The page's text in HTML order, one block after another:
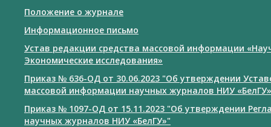
Положение о журнале
Информационное письмо
Устав редакции средства массовой информации
Экономические исследования»
Приказ № 636-ОД от 30.06.2023 "Об утверждении
массовой информации научных журналов НИУ «БелГУ»
Приказ № 1097-ОД от 15.11.2023 "Об утверждении
научных журналов НИУ «БелГУ»"